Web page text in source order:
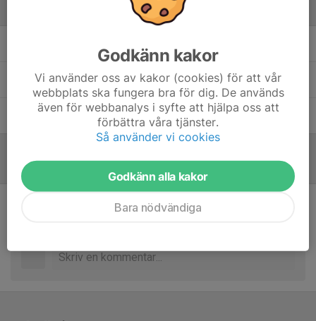
Joakim HelgarsAssisterande tränare
Michael HuberTränare
Referat
Inget referat skrivet
Godkänn kakor
Vi använder oss av kakor (cookies) för att vår
webbplats ska fungera bra för dig. De används
även för webbanalys i syfte att hjälpa oss att
förbättra våra tjänster.
Så använder vi cookies
Godkänn alla kakor
Bara nödvändiga